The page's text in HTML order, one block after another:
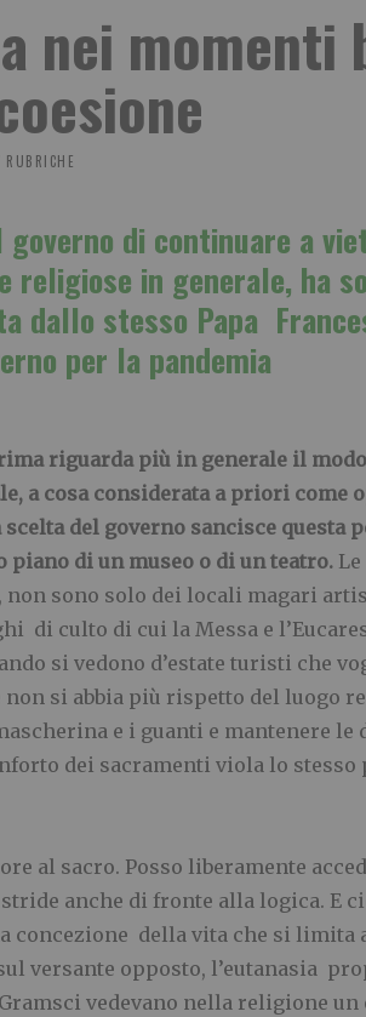
nei momenti
RUBRICHE
governo di continuare a
in generale, ha
dallo stesso Papa
per la pandemia
riguarda più in generale il
a cosa considerata a priori come
del governo sancisce questa
di un museo o di un teatro.
sono solo dei locali magari
di culto di cui la Messa e
si vedono d’estate turisti che
non si abbia più rispetto del luogo
e i guanti e mantenere le
dei sacramenti viola lo
al sacro. Posso liberamente
anche di fronte alla logica. E
concezione della vita che si limita
versante opposto, l’eutanasia
vedevano nella religione un